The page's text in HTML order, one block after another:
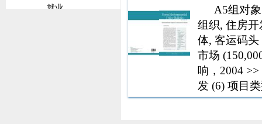
就业
A5组对
组织, 住房开
体, 客运码头
市场
响，2004
发 (6) 项目
园区片区、